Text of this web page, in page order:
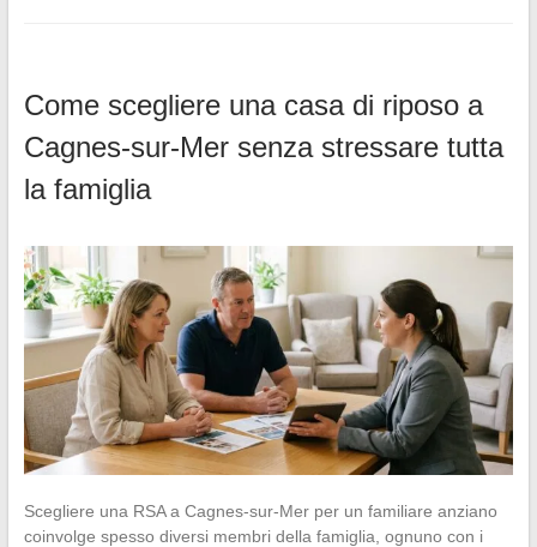
Come scegliere una casa di riposo a
Cagnes-sur-Mer senza stressare tutta
la famiglia
Scegliere una RSA a Cagnes-sur-Mer per un familiare anziano
coinvolge spesso diversi membri della famiglia, ognuno con i